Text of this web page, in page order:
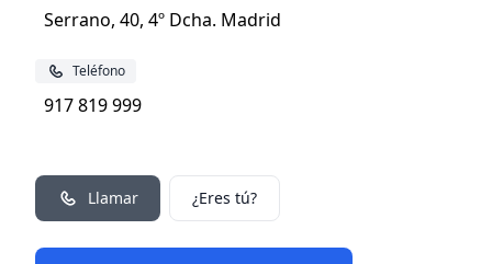
Serrano, 40, 4º Dcha. Madrid
Teléfono
917 819 999
Llamar ¿Eres tú?